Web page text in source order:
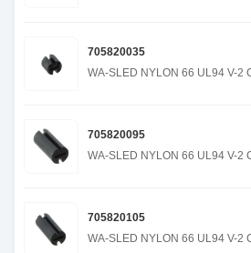
705820035
WA-SLED NYLON 66 UL94 V-2
705820095
WA-SLED NYLON 66 UL94 V-2
705820105
WA-SLED NYLON 66 UL94 V-2